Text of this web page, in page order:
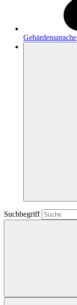
Gebärdensprache
Suchbegriff